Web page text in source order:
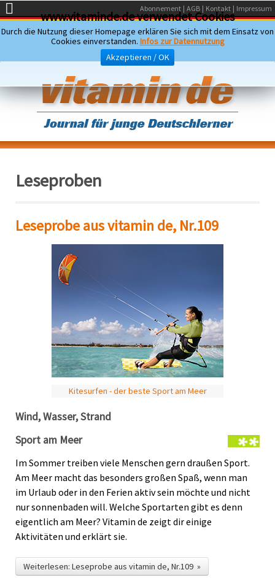
Abonnement AGB Kontakt Impressum
Leseproben
Leseprobe aus vitamin de, Nr.109
Kitesurfen - der beste Sport am Meer
Wind, Wasser, Strand
Sport am Meer
Im Sommer treiben viele Menschen gern draußen Sport.
Am Meer macht das besonders großen Spaß, wenn man
im Urlaub oder in den Ferien aktiv sein möchte und nicht
nur sonnenbaden will. Welche Sportarten gibt es denn
eigentlich am Meer? Vitamin de zeigt dir einige
Aktivitäten und erklärt sie.
Weiterlesen: Leseprobe aus vitamin de, Nr.109 »
www.vitaminde.de verwendet Cookies
Durch die Nutzung dieser Homepage erklären Sie sich mit dem Einsatz von
Cookies einverstanden. Infos zur Datennutzung
Akzeptieren / OK